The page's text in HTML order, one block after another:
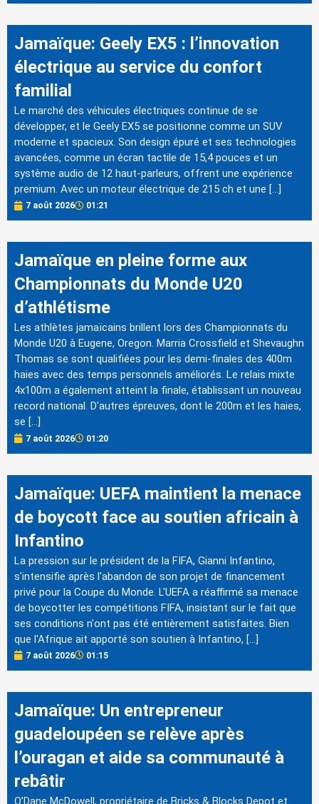
Jamaïque: Geely EX5 : l’innovation
électrique au service du confort
familial
Le marché des véhicules électriques continue de se
développer, et le Geely EX5 se positionne comme un SUV
moderne et spacieux. Son design épuré et ses technologies
avancées, comme un écran tactile de 15,4 pouces et un
système audio de 12 haut-parleurs, offrent une expérience
premium. Avec un moteur électrique de 215 ch et une […]
7 août 2026 01:21
Jamaïque en pleine forme aux
Championnats du Monde U20
d’athlétisme
Les athlètes jamaïcains brillent lors des Championnats du
Monde U20 à Eugene, Oregon. Marria Crossfield et Shevaughn
Thomas se sont qualifiées pour les demi-finales des 400m
haies avec des temps personnels améliorés. Le relais mixte
4x100m a également atteint la finale, établissant un nouveau
record national. D'autres épreuves, dont le 200m et les haies,
se […]
7 août 2026 01:20
Jamaïque: UEFA maintient la menace
de boycott face au soutien africain à
Infantino
La pression sur le président de la FIFA, Gianni Infantino,
s'intensifie après l'abandon de son projet de financement
privé pour la Coupe du Monde. L'UEFA a réaffirmé sa menace
de boycotter les compétitions FIFA, insistant sur le fait que
ses conditions n'ont pas été entièrement satisfaites. Bien
que l'Afrique ait apporté son soutien à Infantino, […]
7 août 2026 01:15
Jamaïque: Un entrepreneur
guadeloupéen se relève après
l’ouragan et aide sa communauté à
rebâtir
O’Dane McDowell, propriétaire de Bricks & Blocks Depot et